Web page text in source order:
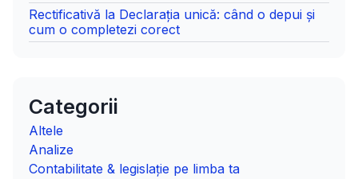
Rectificativă la Declarația unică: când o depui și
cum o completezi corect
Categorii
Altele
Analize
Contabilitate & legislație pe limba ta